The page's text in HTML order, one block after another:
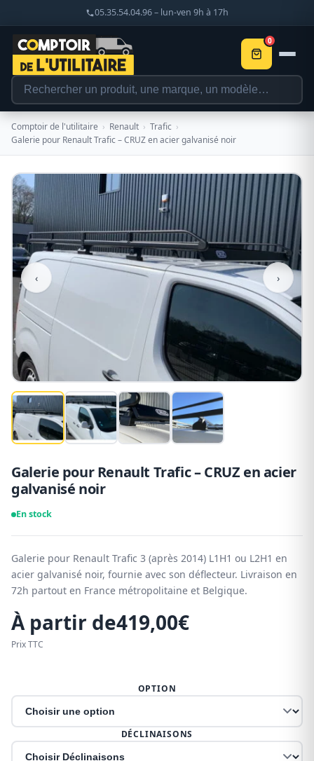
05.35.54.04.96 – lun-ven 9h à 17h
0
Comptoir de l'utilitaire › Renault › Trafic ›
Galerie pour Renault Trafic – CRUZ en acier galvanisé noir
‹ ›
Galerie pour Renault Trafic – CRUZ en acier
galvanisé noir
En stock
Galerie pour Renault Trafic 3 (après 2014) L1H1 ou L2H1 en
acier galvanisé noir, fournie avec son déflecteur. Livraison en
72h partout en France métropolitaine et Belgique.
À partir de419,00€
Prix TTC
OPTION
DÉCLINAISONS